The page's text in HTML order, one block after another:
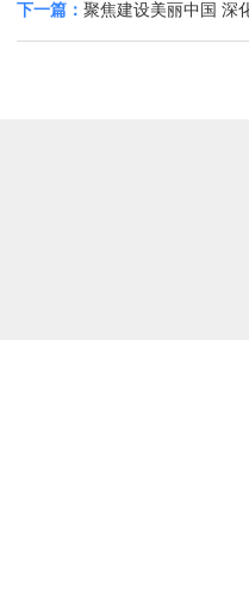
下一篇： 聚焦建设美丽中国 深